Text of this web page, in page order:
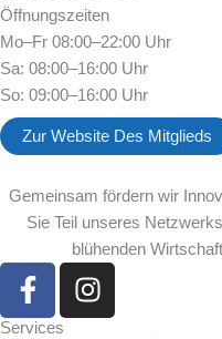
Öffnungszeiten
Mo–Fr 08:00–22:00 Uhr
Sa: 08:00–16:00 Uhr
So: 09:00–16:00 Uhr
Zur Website Des Mitglieds
Gemeinsam fördern wir
Sie Teil unseres
blühenden
F
a
c
I
n
Services